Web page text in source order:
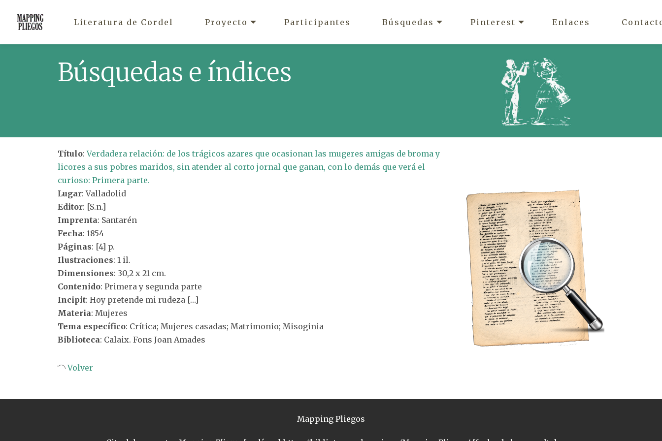
Literatura de Cordel Proyecto Participantes Búsquedas Pinterest Enlaces
Búsquedas e índices
Título:Verdadera relación: de los trágicos azares que ocasionan las mugeres amigas de broma y
licores a sus pobres maridos, sin atender al corto jornal que ganan, con lo demás que verá el
curioso: Primera parte.
Lugar: Valladolid
Editor: [S.n.]
Imprenta: Santarén
Fecha: 1854
Páginas: [4] p.
Ilustraciones: 1 il.
Dimensiones: 30,2 x 21 cm.
Contenido: Primera y segunda parte
Incipit: Hoy pretende mi rudeza […]
Materia: Mujeres
Tema específico: Crítica; Mujeres casadas; Matrimonio; Misoginia
Biblioteca: Calaix. Fons Joan Amades
Volver
Mapping Pliegos